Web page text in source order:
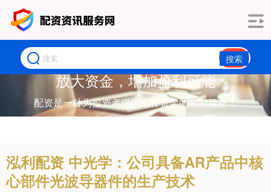
搜索
放大资金，增加盈利可能
配资是一种为投资者提供杠杆资金的金融服务！
泓利配资 中光学：公司具备AR产品中核
心部件光波导器件的生产技术